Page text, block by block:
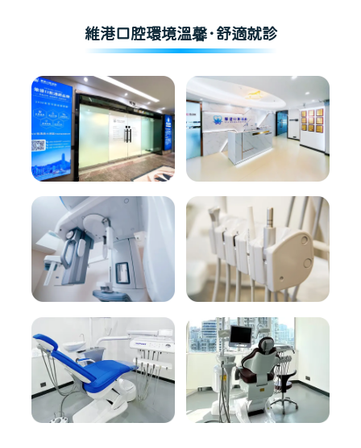
維港口腔環境溫馨·舒適就診